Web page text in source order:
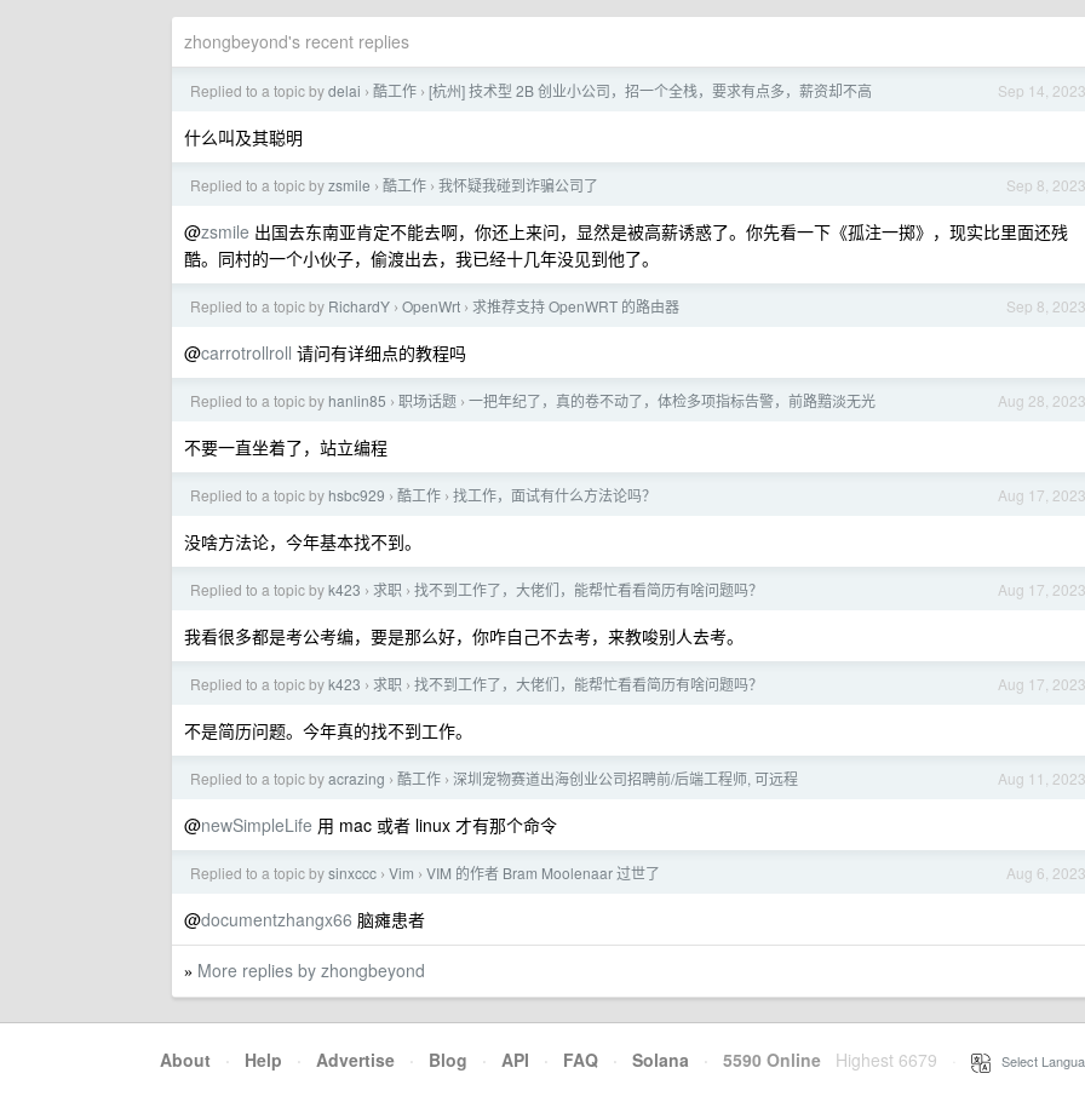
zhongbeyond's recent replies
Sep 14, 2023
Replied to a topic bydelai › 酷工作 › [杭州] 技术型 2B 创业小公司，招一个全栈，要求有点多，薪资却不高
什么叫及其聪明
Sep 8, 2023
Replied to a topic byzsmile › 酷工作 › 我怀疑我碰到诈骗公司了
@zsmile 出国去东南亚肯定不能去啊，你还上来问，显然是被高薪诱惑了。你先看一下《孤注一掷》，现实比里面还残
酷。同村的一个小伙子，偷渡出去，我已经十几年没见到他了。
Sep 8, 2023
Replied to a topic by RichardY › OpenWrt › 求推荐支持 OpenWRT 的路由器
@carrotrollroll 请问有详细点的教程吗
Aug 28, 2023
Replied to a topic by hanlin85 › 职场话题 › 一把年纪了，真的卷不动了，体检多项指标告警，前路黯淡无光
不要一直坐着了，站立编程
Aug 17, 2023
Replied to a topic by hsbc929 › 酷工作 › 找工作，面试有什么方法论吗？
没啥方法论，今年基本找不到。
Aug 17, 2023
Replied to a topic byk423 › 求职 › 找不到工作了，大佬们，能帮忙看看简历有啥问题吗？
我看很多都是考公考编，要是那么好，你咋自己不去考，来教唆别人去考。
Aug 17, 2023
Replied to a topic byk423 › 求职 › 找不到工作了，大佬们，能帮忙看看简历有啥问题吗？
不是简历问题。今年真的找不到工作。
Aug 11, 2023
Replied to a topic byacrazing › 酷工作 › 深圳宠物赛道出海创业公司招聘前/后端工程师, 可远程
@newSimpleLife 用 mac 或者 linux 才有那个命令
Aug 6, 2023
Replied to a topic bysinxccc › Vim › VIM 的作者 Bram Moolenaar 过世了
@documentzhangx66 脑瘫患者
» More replies by zhongbeyond
About · Help · Advertise · Blog · API · FAQ · Solana · 5590 Online Highest 6679 Select